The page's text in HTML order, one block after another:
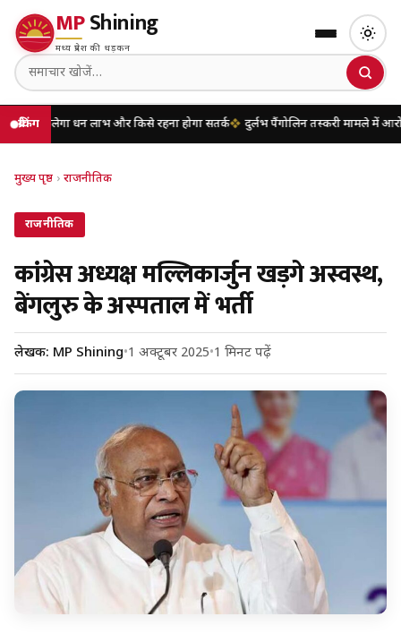
MPShining
मध्य प्रदेश की धड़कन
ब्रेकिंग
धन लाभ और किसे रहना होगा सतर्क दुर्लभ पैंगोलिन तस्करी मामले में आरोपी की
मुख्य पृष्ठ › राजनीतिक
राजनीतिक
कांग्रेस अध्यक्ष मल्लिकार्जुन खड़गे अस्वस्थ,
बेंगलुरु के अस्पताल में भर्ती
लेखक: MP Shining•1 अक्टूबर 2025•1 मिनट पढ़ें